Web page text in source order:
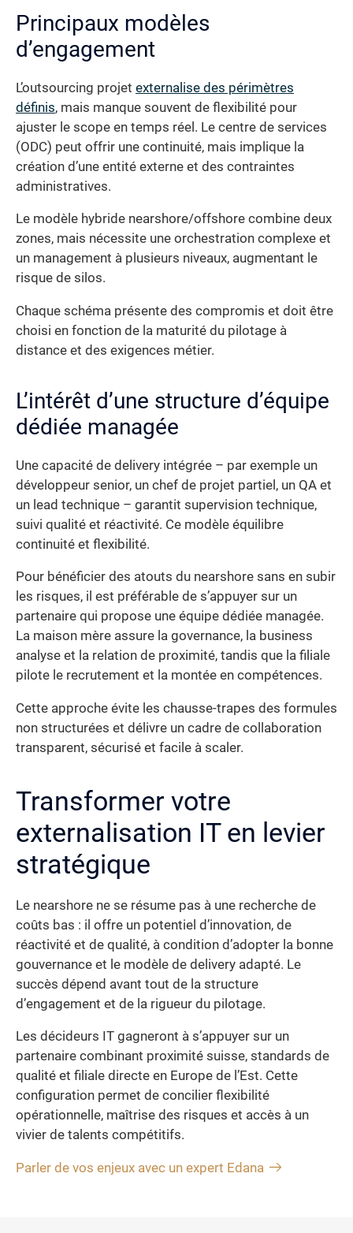
Principaux modèles
d’engagement
L’outsourcing projet externalise des périmètres
définis, mais manque souvent de flexibilité pour
ajuster le scope en temps réel. Le centre de services
(ODC) peut offrir une continuité, mais implique la
création d’une entité externe et des contraintes
administratives.
Le modèle hybride nearshore/offshore combine deux
zones, mais nécessite une orchestration complexe et
un management à plusieurs niveaux, augmentant le
risque de silos.
Chaque schéma présente des compromis et doit être
choisi en fonction de la maturité du pilotage à
distance et des exigences métier.
L’intérêt d’une structure d’équipe
dédiée managée
Une capacité de delivery intégrée – par exemple un
développeur senior, un chef de projet partiel, un QA et
un lead technique – garantit supervision technique,
suivi qualité et réactivité. Ce modèle équilibre
continuité et flexibilité.
Pour bénéficier des atouts du nearshore sans en subir
les risques, il est préférable de s’appuyer sur un
partenaire qui propose une équipe dédiée managée.
La maison mère assure la governance, la business
analyse et la relation de proximité, tandis que la filiale
pilote le recrutement et la montée en compétences.
Cette approche évite les chausse-trapes des formules
non structurées et délivre un cadre de collaboration
transparent, sécurisé et facile à scaler.
Transformer votre
externalisation IT en levier
stratégique
Le nearshore ne se résume pas à une recherche de
coûts bas : il offre un potentiel d’innovation, de
réactivité et de qualité, à condition d’adopter la bonne
gouvernance et le modèle de delivery adapté. Le
succès dépend avant tout de la structure
d’engagement et de la rigueur du pilotage.
Les décideurs IT gagneront à s’appuyer sur un
partenaire combinant proximité suisse, standards de
qualité et filiale directe en Europe de l’Est. Cette
configuration permet de concilier flexibilité
opérationnelle, maîtrise des risques et accès à un
vivier de talents compétitifs.
Parler de vos enjeux avec un expert Edana